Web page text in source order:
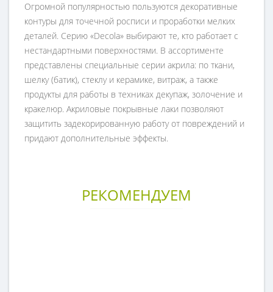
Огромной популярностью пользуются декоративные
контуры для точечной росписи и проработки мелких
деталей. Серию «Decola» выбирают те, кто работает с
нестандартными поверхностями. В ассортименте
представлены специальные серии акрила: по ткани,
шелку (батик), стеклу и керамике, витраж, а также
продукты для работы в техниках декупаж, золочение и
кракелюр. Акриловые покрывные лаки позволяют
защитить задекорированную работу от повреждений и
придают дополнительные эффекты.
РЕКОМЕНДУЕМ